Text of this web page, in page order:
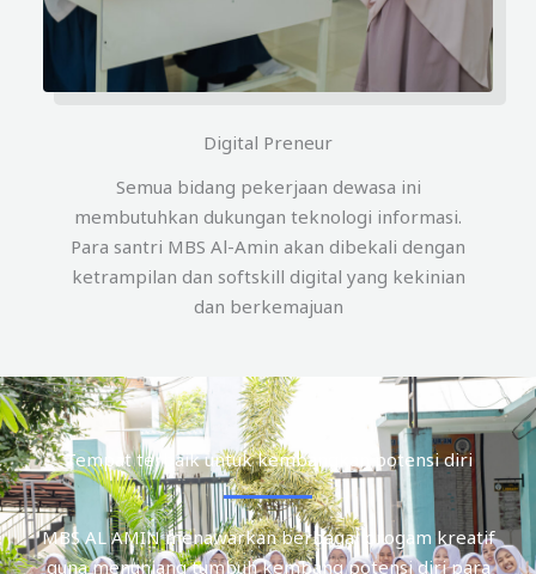
Digital Preneur
Semua bidang pekerjaan dewasa ini
membutuhkan dukungan teknologi informasi.
Para santri MBS Al-Amin akan dibekali dengan
ketrampilan dan softskill digital yang kekinian
dan berkemajuan
Tempat terbaik untuk kembangkan potensi diri
MBS AL AMIN menawarkan berbagai progam kreatif
guna menunjang tumbuh kembang potensi diri para